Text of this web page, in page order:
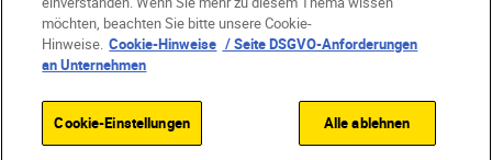
Geschäftsbedingungen des Nikon Stores
Cookie-Hinweise
Barrierefreiheit
Cookie-Einstellungen
© 2026 Nikon
möchten, beachten Sie bitte unsere Cookie-
Hinweise. Cookie-Hinweise / Seite DSGVO-Anforderungen
an Unternehmen
Cookie-Einstellungen Alle ablehnen